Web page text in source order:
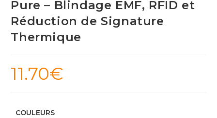
Pure – Blindage EMF, RFID et
Réduction de Signature
Thermique
11.70€
COULEURS